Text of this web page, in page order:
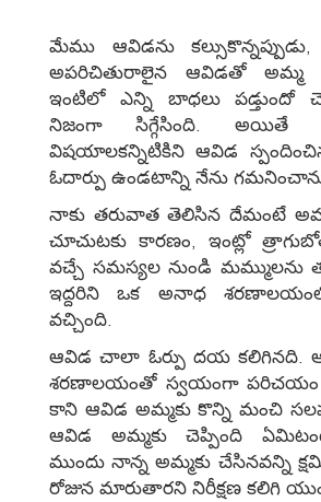
మేము ఆవిడను
అపరిచితురాలైన ఆవిడతో అమ్మ
ఇంటిలో ఎన్ని బాధలు పడ్తుందో
నిజంగా సిగ్గేసింది. అయితే
విషయాలకన్నిటికిని ఆవిడ
ఓదార్పు ఉండటాన్ని నేను
నాకు తరువాత తెలిసిన దేమంటే
చూచుటకు కారణం, ఇంట్లో
వచ్చే సమస్యల నుండి మమ్ములను
ఇద్దరిని ఒక అనాధ
వచ్చింది.
ఆవిడ చాలా ఓర్పు దయ కలిగినది.
శరణాలయంతో స్వయంగా పరిచయం
కాని ఆవిడ అమ్మకు కొన్ని మంచి
ఆవిడ అమ్మకు చెప్పింది
ముందు నాన్న అమ్మకు చేసినవన్ని
రోజున మారుతారని నిరీక్షణ కలిగి